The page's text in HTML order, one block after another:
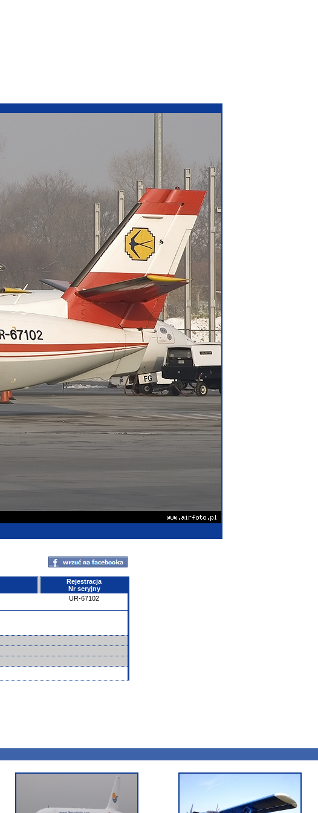
Rejestracja
Nr seryjny
UR-67102